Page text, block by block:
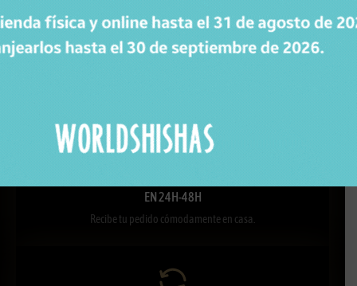
ENVÍOS
EN 24H-48H
Recibe tu pedido cómodamente en casa.